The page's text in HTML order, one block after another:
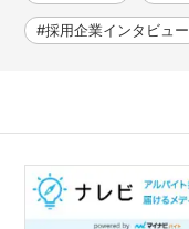
#採用企業インタビュー